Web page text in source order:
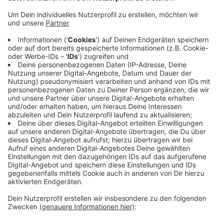
Anzeige
Die 9-sitzige Maschine soll ab Mitte August an den
Start gehen und auch weit entferntere Flugziele in
Europa und Nordafrika nonstop erreichen. Exxaero ist
bereits von Beginn an am Weezer Airport vertreten
und hatte bislang zwei kleiner Privatjets im Einsatz.
Hintergrund: Die Nachfrage nach Privatjets ist
während der Pandemie gestiegen, weil der
Linienflugverkehr nur eingeschränkt möglich war.
Anzeige